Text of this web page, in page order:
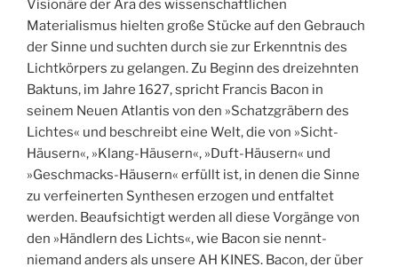
Visionäre der Ära des wissenschaftlichen
Materialismus hielten große Stücke auf den Gebrauch
der Sinne und suchten durch sie zur Erkenntnis des
Lichtkörpers zu gelangen. Zu Beginn des dreizehnten
Baktuns, im Jahre 1627, spricht Francis Bacon in
seinem Neuen Atlantis von den »Schatzgräbern des
Lichtes« und beschreibt eine Welt, die von »Sicht-
Häusern«, »Klang-Häusern«, »Duft-Häusern« und
»Geschmacks-Häusern« erfüllt ist, in denen die Sinne
zu verfeinerten Synthesen erzogen und entfaltet
werden. Beaufsichtigt werden all diese Vorgänge von
den »Händlern des Lichts«, wie Bacon sie nennt-
niemand anders als unsere AH KINES. Bacon, der über